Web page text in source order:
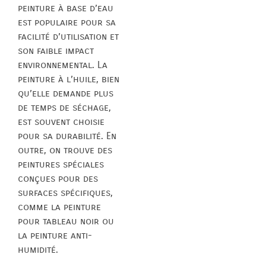
peinture à base d’eau
est populaire pour sa
facilité d’utilisation et
son faible impact
environnemental. La
peinture à l’huile, bien
qu’elle demande plus
de temps de séchage,
est souvent choisie
pour sa durabilité. En
outre, on trouve des
peintures spéciales
conçues pour des
surfaces spécifiques,
comme la peinture
pour tableau noir ou
la peinture anti-
humidité.